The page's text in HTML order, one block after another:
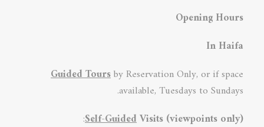
Opening Hours
In Haifa
Guided Toursby Reservation Only, or if space
available, Tuesdays to Sundays.
Self-GuidedVisits (viewpoints only)
: